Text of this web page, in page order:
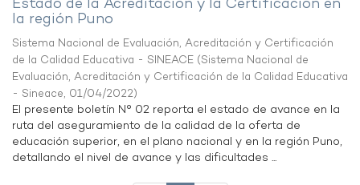
Estado de la Acreditación y la Certificación en
la región Puno
Sistema Nacional de Evaluación, Acreditación y Certificación
de la Calidad Educativa - SINEACE (Sistema Nacional de
Evaluación, Acreditación y Certificación de la Calidad Educativa
- Sineace, 01/04/2022)
El presente boletín N° 02 reporta el estado de avance en la
ruta del aseguramiento de la calidad de la oferta de
educación superior, en el plano nacional y en la región Puno,
detallando el nivel de avance y las dificultades ...